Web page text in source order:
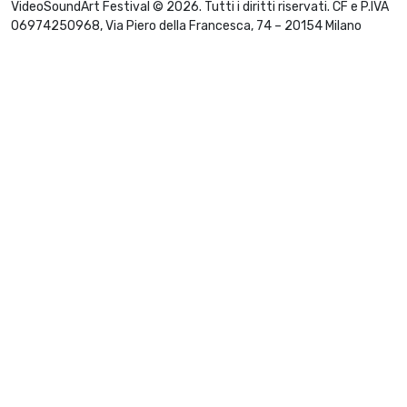
VideoSoundArt Festival © 2026. Tutti i diritti riservati. CF e P.IVA
06974250968, Via Piero della Francesca, 74 – 20154 Milano